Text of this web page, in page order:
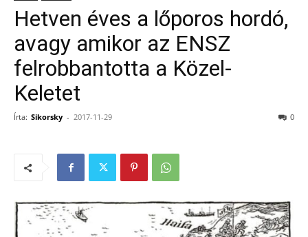
Hetven éves a lőporos hordó,
avagy amikor az ENSZ
felrobbantotta a Közel-
Keletet
Írta: Sikorsky - 2017-11-29 0